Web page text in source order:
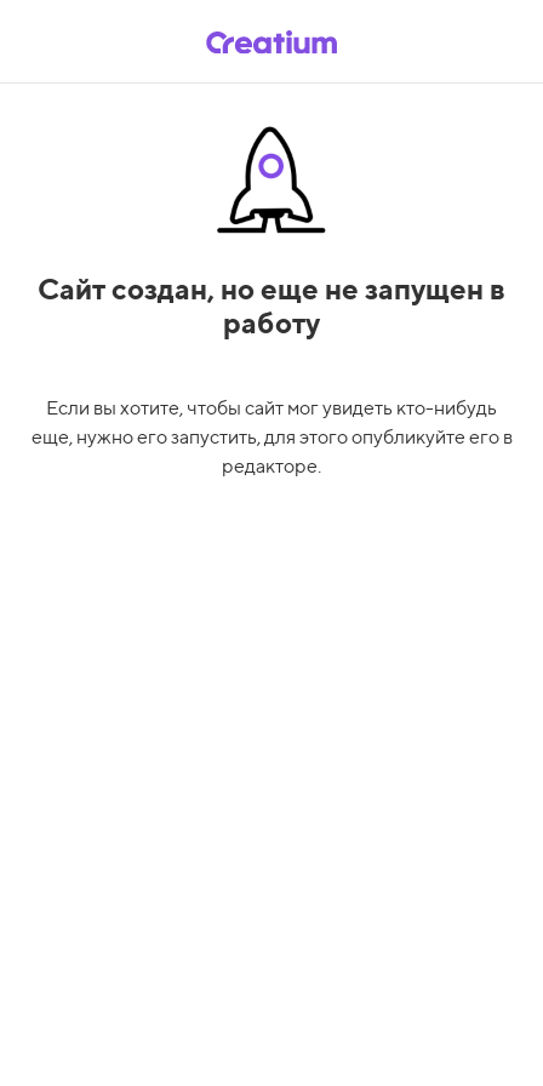
Сайт создан, но еще не запущен в
работу
Если вы хотите, чтобы сайт мог увидеть кто-нибудь
еще, нужно его запустить, для этого опубликуйте его в
редакторе.